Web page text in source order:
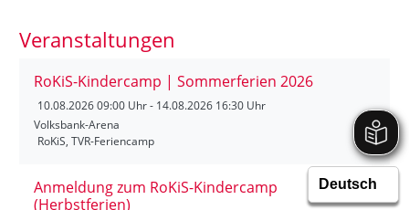
Veranstaltungen
RoKiS-Kindercamp | Sommerferien 2026
10.08.202609:00 Uhr - 14.08.2026 16:30 Uhr
Volksbank-Arena
RoKiS, TVR-Feriencamp
Anmeldung zum RoKiS-Kindercamp
(Herbstferien)